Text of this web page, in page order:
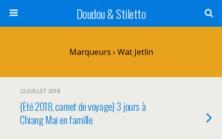
Doudou & Stiletto
Marqueurs › Wat Jetlin
22 JUILLET 2018
{Eté 2018, carnet de voyage} 3 jours à
Chiang Mai en famille